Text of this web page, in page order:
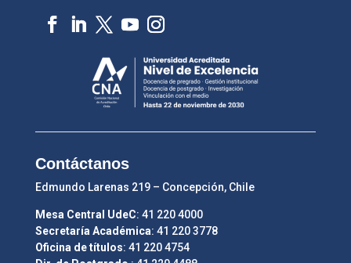
Contáctanos
Edmundo Larenas 219 – Concepción, Chile
Mesa Central UdeC: 41 220 4000
Secretaría Académica: 41 220 3778
Oficina de títulos: 41 220 4754